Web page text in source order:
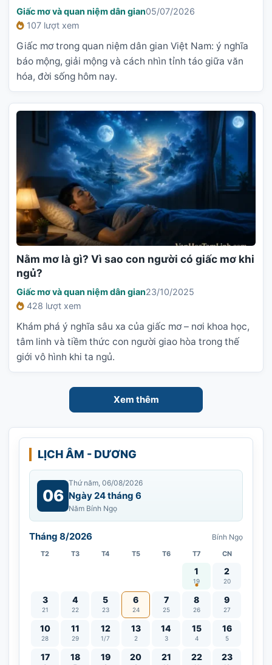
Giấc mơ và quan niệm dân gian05/07/2026
107 lượt xem
Giấc mơ trong quan niệm dân gian Việt Nam: ý nghĩa
báo mộng, giải mộng và cách nhìn tỉnh táo giữa văn
hóa, đời sống hôm nay.
Nằm mơ là gì? Vì sao con người có giấc mơ khi
ngủ?
Giấc mơ và quan niệm dân gian23/10/2025
428 lượt xem
Khám phá ý nghĩa sâu xa của giấc mơ – nơi khoa học,
tâm linh và tiềm thức con người giao hòa trong thế
giới vô hình khi ta ngủ.
Xem thêm
LỊCH ÂM - DƯƠNG
06
Thứ năm, 06/08/2026
Ngày 24 tháng 6
Năm Bính Ngọ
Tháng 8/2026 Bính Ngọ
T2 T3 T4 T5 T6 T7 CN
1
19
Vía Quán Thế Âm
2
20
3
21
4
22
5
23
6
24
7
25
8
26
9
27
10
28
11
29
12
1/7
13
2
14
3
15
4
16
5
17 18 19 20 21 22 23